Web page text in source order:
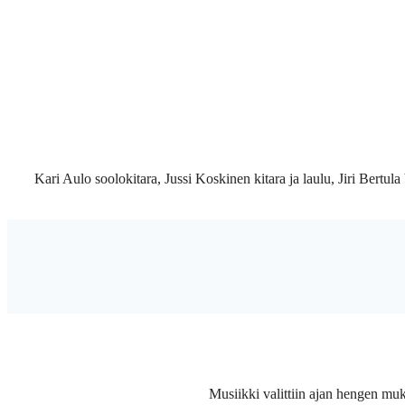
Kari Aulo soolokitara, Jussi Koskinen kitara ja laulu, Jiri
Musiikki valittiin ajan hengen